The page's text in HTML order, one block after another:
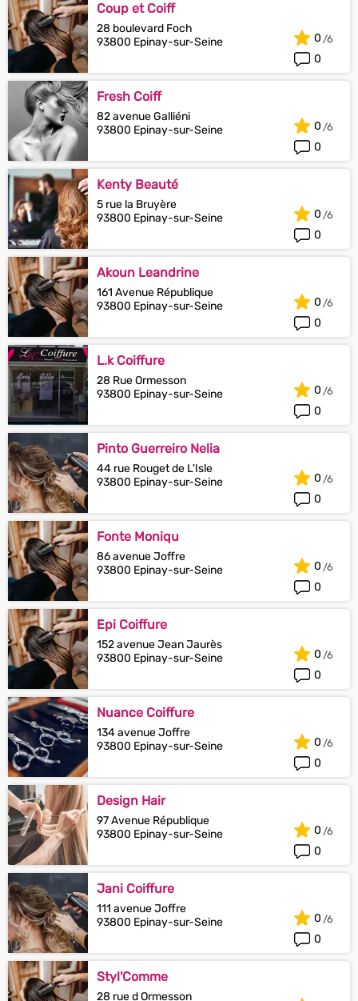
Coup et Coiff
28 boulevard Foch
93800 Epinay-sur-Seine
0
0
Fresh Coiff
82 avenue Galliéni
93800 Epinay-sur-Seine
0
0
Kenty Beauté
5 rue la Bruyère
93800 Epinay-sur-Seine
0
0
Akoun Leandrine
161 Avenue République
93800 Epinay-sur-Seine
0
0
L.k Coiffure
28 Rue Ormesson
93800 Epinay-sur-Seine
0
0
Pinto Guerreiro Nelia
44 rue Rouget de L'Isle
93800 Epinay-sur-Seine
0
0
Fonte Moniqu
86 avenue Joffre
93800 Epinay-sur-Seine
0
0
Epi Coiffure
152 avenue Jean Jaurès
93800 Epinay-sur-Seine
0
0
Nuance Coiffure
134 avenue Joffre
93800 Epinay-sur-Seine
0
0
Design Hair
97 Avenue République
93800 Epinay-sur-Seine
0
0
Jani Coiffure
111 avenue Joffre
93800 Epinay-sur-Seine
0
0
Styl'Comme
28 rue d Ormesson